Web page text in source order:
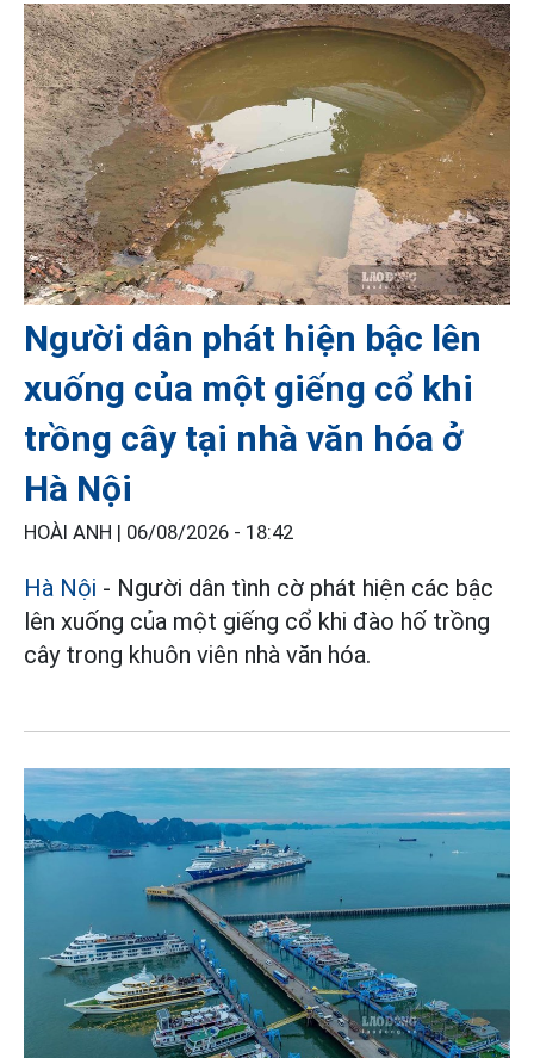
Người dân phát hiện bậc lên
xuống của một giếng cổ khi
trồng cây tại nhà văn hóa ở
Hà Nội
HOÀI ANH | 06/08/2026 - 18:42
Hà Nội - Người dân tình cờ phát hiện các bậc
lên xuống của một giếng cổ khi đào hố trồng
cây trong khuôn viên nhà văn hóa.